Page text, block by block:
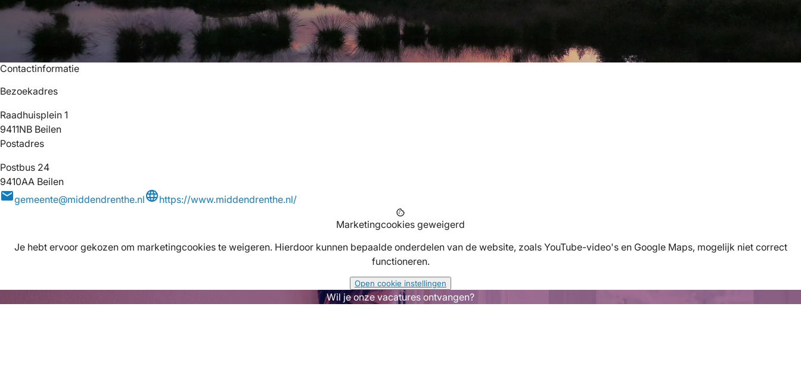
Contactinformatie
Bezoekadres
Raadhuisplein 1
9411NB Beilen
Postadres
Postbus 24
9410AA Beilen
mailgemeente@middendrenthe.nllanguagehttps://www.middendrenthe.nl/
cookie
Marketingcookies geweigerd
Je hebt ervoor gekozen om marketingcookies te weigeren. Hierdoor kunnen bepaalde onderdelen van de website, zoals YouTube-video's en Google Maps, mogelijk niet correct
functioneren.
Open cookie instellingen
Wil je onze vacatures ontvangen?